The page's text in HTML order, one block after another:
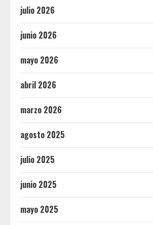
julio 2026
junio 2026
mayo 2026
abril 2026
marzo 2026
agosto 2025
julio 2025
junio 2025
mayo 2025